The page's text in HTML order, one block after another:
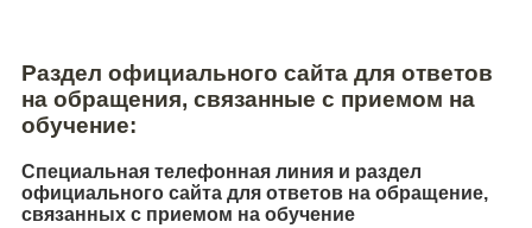
Раздел официального сайта для ответов
на обращения, связанные с приемом на
обучение:
Специальная телефонная линия и раздел
официального сайта для ответов на обращение,
связанных с приемом на обучение